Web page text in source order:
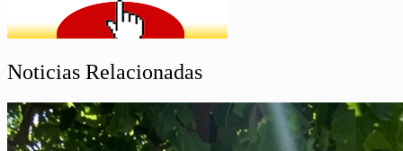
Noticias Relacionadas